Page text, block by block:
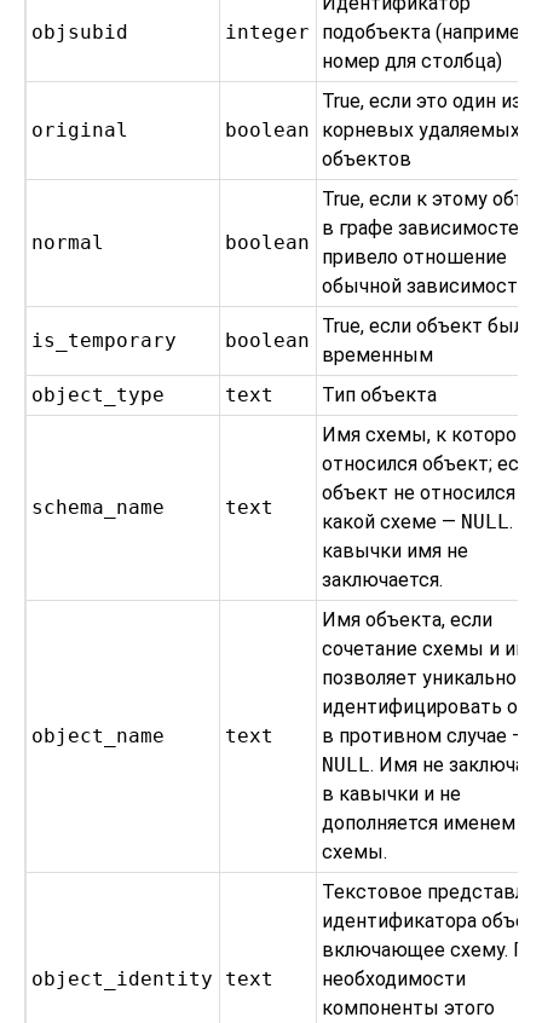
objsubid integer
подобъекта (например,
номер для столбца)
original boolean
True, если это один из
корневых удаляемых
объектов
normal boolean
True, если к этому
в графе зависимостей
привело отношение
обычной зависимости
is_temporary boolean
True, если объект был
временным
object_type
text Тип объекта
schema_name text
Имя схемы, к которой
относился объект; если
объект не относился
какой схеме — NULL . В
кавычки имя не
заключается.
object_name text
Имя объекта, если
сочетание схемы и
позволяет уникально
идентифицировать
в противном случае —
NULL . Имя не
в кавычки и не
дополняется именем
схемы.
object_identity text
Текстовое
идентификатора
включающее схему.
необходимости
компоненты этого